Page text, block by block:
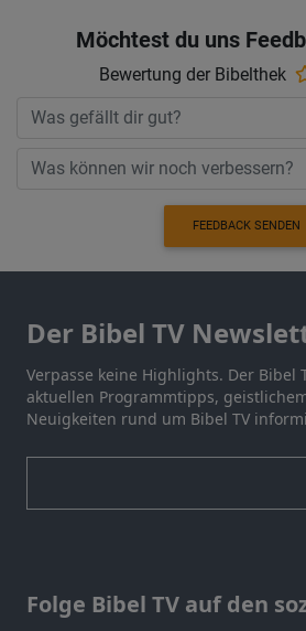
Möchtest du uns
Bewertung der Bibelthek
FEEDBACK SENDEN
Der Bibel TV
Verpasse keine Highlights. Der Bibel
aktuellen Programmtipps,
Neuigkeiten rund um Bibel TV
Folge Bibel TV auf den